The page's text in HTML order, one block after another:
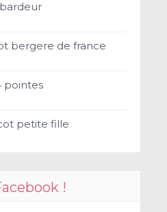
bergere de france
pointes
petite fille
!